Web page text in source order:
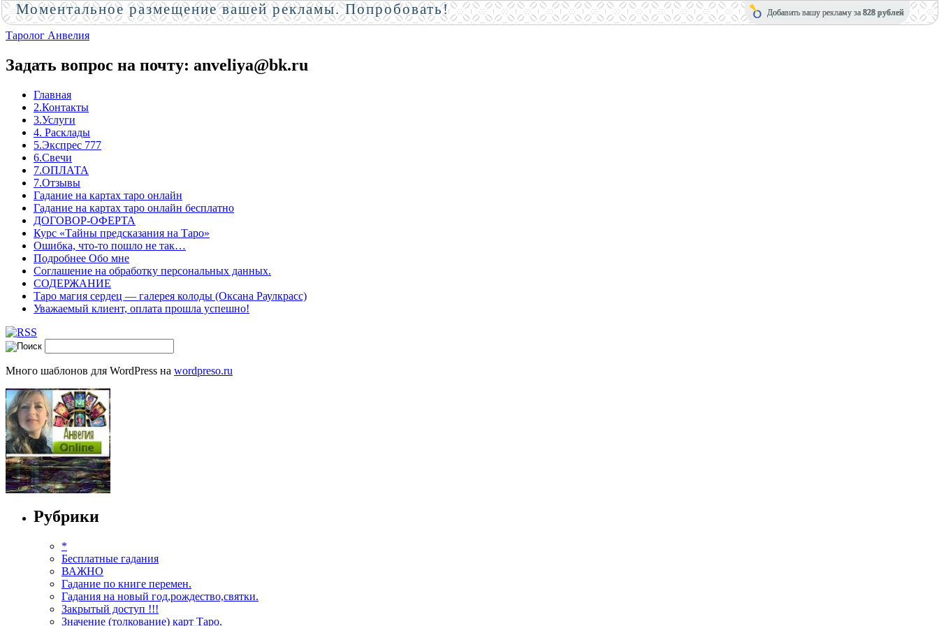
Таролог Анвелия
Задать вопрос на почту: anveliya@bk.ru
Главная
2.Контакты
3.Услуги
4. Расклады
5.Экспрес 777
6.Свечи
7.ОПЛАТА
7.Отзывы
Гадание на картах таро онлайн
Гадание на картах таро онлайн бесплатно
ДОГОВОР-ОФЕРТА
Курс «Тайны предсказания на Таро»
Ошибка, что-то пошло не так…
Подробнее Обо мне
Соглашение на обработку персональных данных.
СОДЕРЖАНИЕ
Таро магия сердец — галерея колоды (Оксана Раулкрасс)
Уважаемый клиент, оплата прошла успешно!
Много шаблонов для WordPress на wordpreso.ru
Рубрики
*
Бесплатные гадания
ВАЖНО
Гадание по книге перемен.
Гадания на новый год,рождество,святки.
Закрытый доступ !!!
Значение (толкование) карт Таро.
Моментальное размещение вашей рекламы. Попробовать! Добавить вашу рекламу за 828 рублей